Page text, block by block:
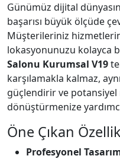
Günümüz dijital
başarısı büyük ölçüde
Müşterileriniz
lokasyonunuzu kolayca
Salonu Kurumsal V19
karşılamakla kalmaz,
güçlendirir ve
dönüştürmenize
Öne Çıkan
Profesyonel